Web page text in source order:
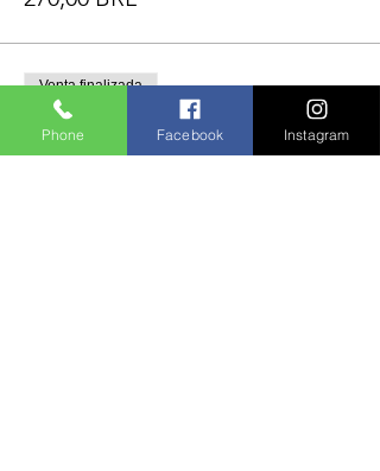
Venta finalizada
Tipo de entrada
INGRESSO CAMAROTE CAOS
Phone Facebook Instagram